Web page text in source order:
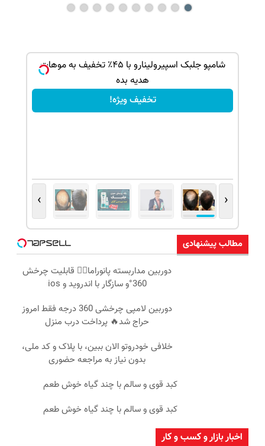
شامپو جلبک اسپیرولینارو با ۴۵٪ تخفیف به موهات
هدیه بده
تخفیف ویژه!
‹
›
مطالب پیشنهادی
دوربین مداربسته پانوراما👈🏻 قابلیت چرخش
360°و سازگار با اندروید و ios
دوربین لامپی چرخشی 360 درجه فقط امروز
حراج شد🔥 پرداخت درب منزل
خلافی خودروتو الان ببین، با پلاک و کد ملی،
بدون نیاز به مراجعه حضوری
کبد قوی و سالم با چند گیاه خوش طعم
کبد قوی و سالم با چند گیاه خوش طعم
اخبار بازار و کسب و کار